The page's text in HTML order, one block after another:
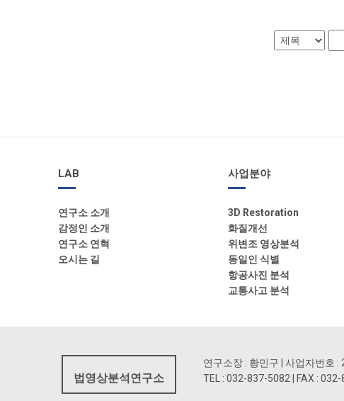
LAB
연구소 소개
감정인 소개
연구소 연혁
오시는 길
사업분야
3D Restoration
화질개선
위변조 영상분석
동일인 식별
항공사진 분석
교통사고 분석
법영상분석연구소
연구소장 : 황민구 | 사업자번호
TEL : 032-837-5082 | FAX :